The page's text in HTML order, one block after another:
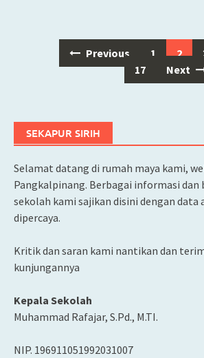
Previous 1 2
17
Next
SEKAPUR SIRIH
Selamat datang di rumah maya kami,
Pangkalpinang. Berbagai informasi
sekolah kami sajikan disini dengan data
dipercaya.
Kritik dan saran kami nantikan dan
kunjungannya
Kepala Sekolah
Muhammad Rafajar, S.Pd., M.TI.
NIP. 196911051992031007